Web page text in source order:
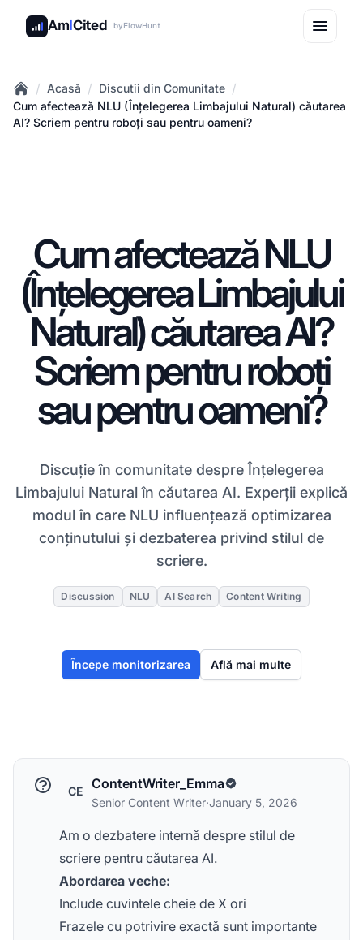
AmICited byFlowHunt
Home
/ Acasă / Discutii din Comunitate /
Cum afectează NLU (Înțelegerea Limbajului Natural) căutarea
AI? Scriem pentru roboți sau pentru oameni?
Cum afectează NLU
(Înțelegerea Limbajului
Natural) căutarea AI?
Scriem pentru roboți
sau pentru oameni?
Discuție în comunitate despre Înțelegerea
Limbajului Natural în căutarea AI. Experții explică
modul în care NLU influențează optimizarea
conținutului și dezbaterea privind stilul de
scriere.
Discussion NLU AI Search Content Writing
Începe monitorizarea Află mai multe
CE ContentWriter_Emma
Senior Content Writer·January 5, 2026
Am o dezbatere internă despre stilul de
scriere pentru căutarea AI.
Abordarea veche:
Include cuvintele cheie de X ori
Frazele cu potrivire exactă sunt importante